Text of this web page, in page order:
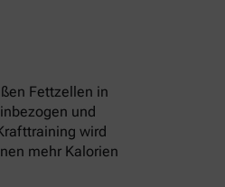
Fettzellen in
und
wird
mehr Kalorien